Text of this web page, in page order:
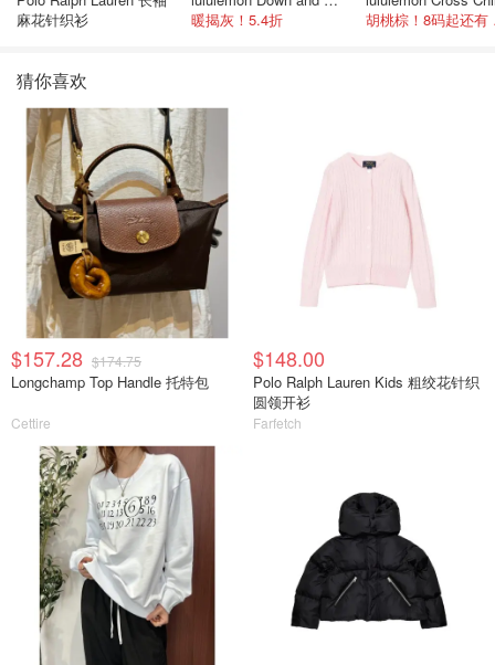
麻花针织衫
暖揭灰！5.4折
猜你喜欢
$157.28 $174.75
Longchamp Top Handle 托特包
Cettire
$148.00
Polo Ralph Lauren Kids 粗绞花针织
圆领开衫
Farfetch